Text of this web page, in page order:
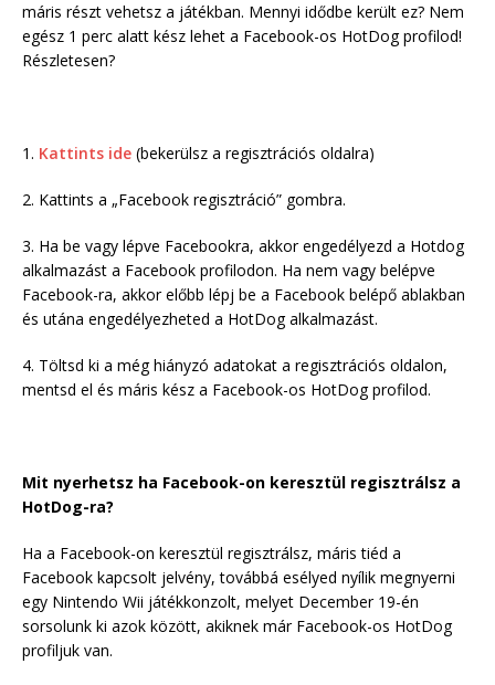
máris részt vehetsz a játékban. Mennyi idődbe került ez? Nem
egész 1 perc alatt kész lehet a Facebook-os HotDog profilod!
Részletesen?
1. Kattints ide (bekerülsz a regisztrációs oldalra)
2. Kattints a „Facebook regisztráció” gombra.
3. Ha be vagy lépve Facebookra, akkor engedélyezd a Hotdog
alkalmazást a Facebook profilodon. Ha nem vagy belépve
Facebook-ra, akkor előbb lépj be a Facebook belépő ablakban
és utána engedélyezheted a HotDog alkalmazást.
4. Töltsd ki a még hiányzó adatokat a regisztrációs oldalon,
mentsd el és máris kész a Facebook-os HotDog profilod.
Mit nyerhetsz ha Facebook-on keresztül regisztrálsz a
HotDog-ra?
Ha a Facebook-on keresztül regisztrálsz, máris tiéd a
Facebook kapcsolt jelvény, továbbá esélyed nyílik megnyerni
egy Nintendo Wii játékkonzolt, melyet December 19-én
sorsolunk ki azok között, akiknek már Facebook-os HotDog
profiljuk van.